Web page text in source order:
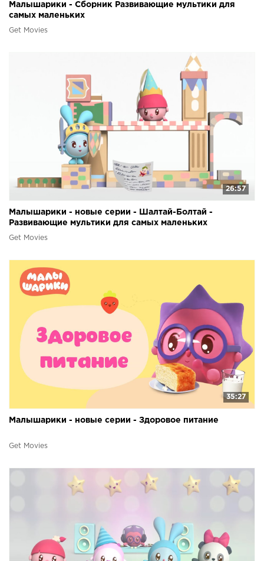
Малышарики - Сборник Развивающие мультики для
самых маленьких
Get Movies
26:57
Малышарики - новые серии - Шалтай-Болтай -
Развивающие мультики для самых маленьких
Get Movies
35:27
Малышарики - новые серии - Здоровое питание
Get Movies